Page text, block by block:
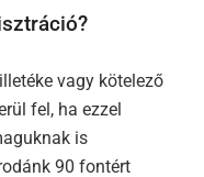
vagy kötelező
fel, ha ezzel
is
90 fontért